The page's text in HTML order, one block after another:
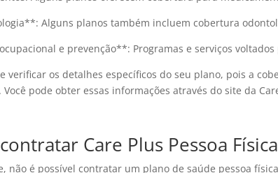
Alguns planos também incluem cobertura
e prevenção**: Programas e serviços
verificar os detalhes específicos do seu plano, pois a
Você pode obter essas informações através do site da
Care Plus Pessoa
não é possível contratar um plano de saúde pessoa